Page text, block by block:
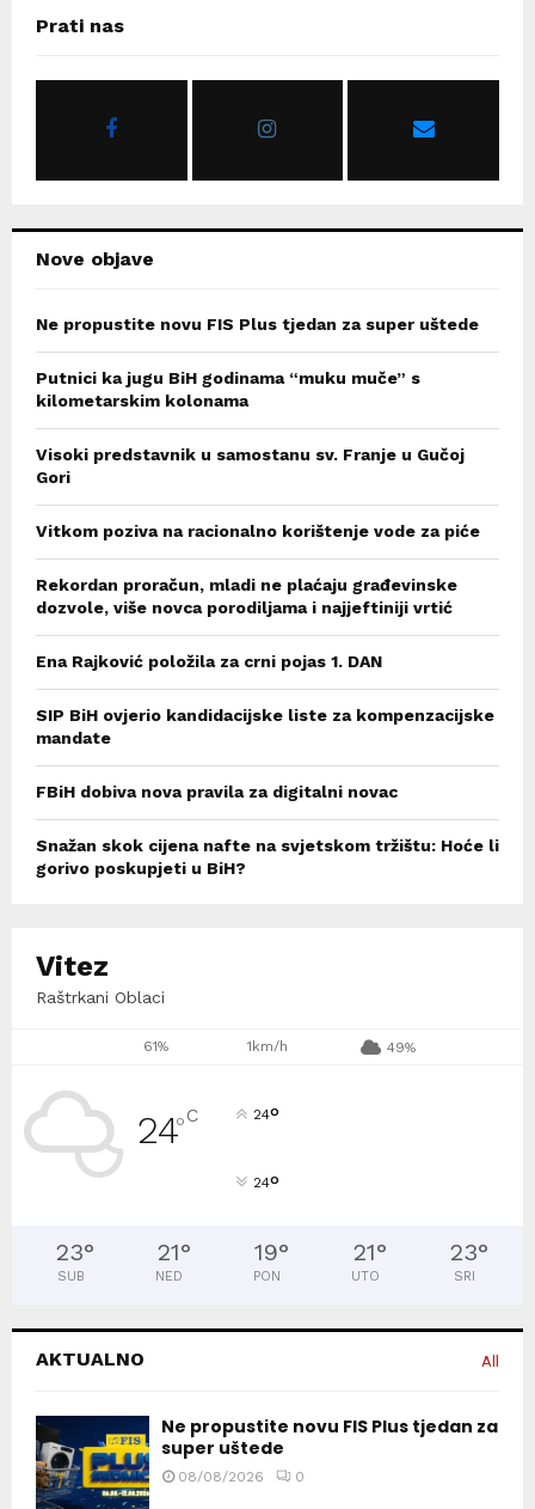
hPrati nas
Nove objave
Ne propustite novu FIS Plus tjedan za super uštede
Putnici ka jugu BiH godinama “muku muče” s
kilometarskim kolonama
Visoki predstavnik u samostanu sv. Franje u Gučoj
Gori
Vitkom poziva na racionalno korištenje vode za piće
Rekordan proračun, mladi ne plaćaju građevinske
dozvole, više novca porodiljama i najjeftiniji vrtić
Ena Rajković položila za crni pojas 1. DAN
SIP BiH ovjerio kandidacijske liste za kompenzacijske
mandate
FBiH dobiva nova pravila za digitalni novac
Snažan skok cijena nafte na svjetskom tržištu: Hoće li
gorivo poskupjeti u BiH?
Vitez
Raštrkani Oblaci
61% 1km/h 49%
24°C 24°
24°
23°
SUB
21°
NED
19°
PON
21°
UTO
23°
SRI
AKTUALNO All
Ne propustite novu FIS Plus tjedan za
super uštede
08/08/2026 0